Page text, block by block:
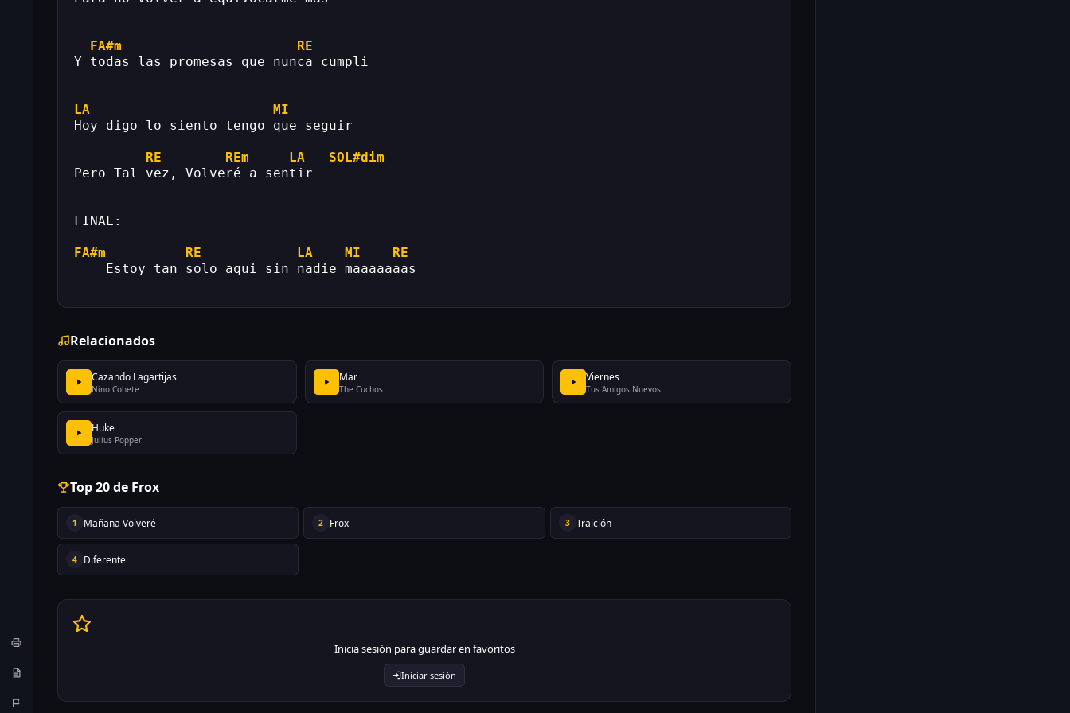
FA#m
RE
Y todas las promesas que nunca cumpli
LA
MI
Hoy digo lo siento tengo que seguir
RE REm LA - SOL#dim
Pero Tal vez, Volveré a sentir
FINAL:
FA#m RE LA MI
RE
Estoy tan solo aqui sin nadie maaaaaaas
Relacionados
Cazando Lagartijas
Nino Cohete
Mar
The Cuchos
Viernes
Tus Amigos Nuevos
Huke
Julius Popper
Top 20 de Frox
1 Mañana Volveré 2 Frox 3 Traición
4 Diferente
Inicia sesión para guardar en favoritos
Iniciar sesión